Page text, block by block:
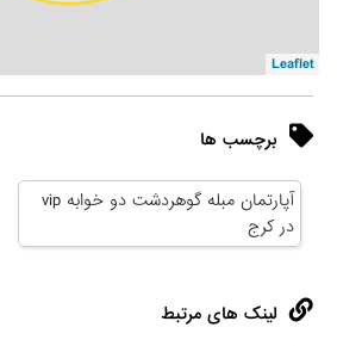
Leaflet
برچسب ها
آپارتمان مبله گوهردشت دو خوابه vip
در کرج
لینک های مرتبط